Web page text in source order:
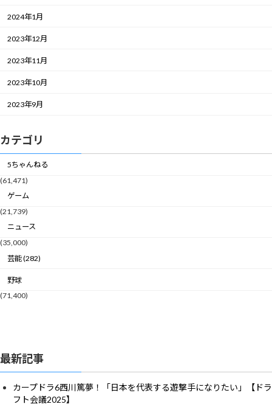
2024年1月
2023年12月
2023年11月
2023年10月
2023年9月
カテゴリ
5ちゃんねる
(61,471)
ゲーム
(21,739)
ニュース
(35,000)
芸能 (282)
野球
(71,400)
最新記事
カープドラ6西川篤夢！「日本を代表する遊撃手になりたい」【ドラ
フト会議2025】